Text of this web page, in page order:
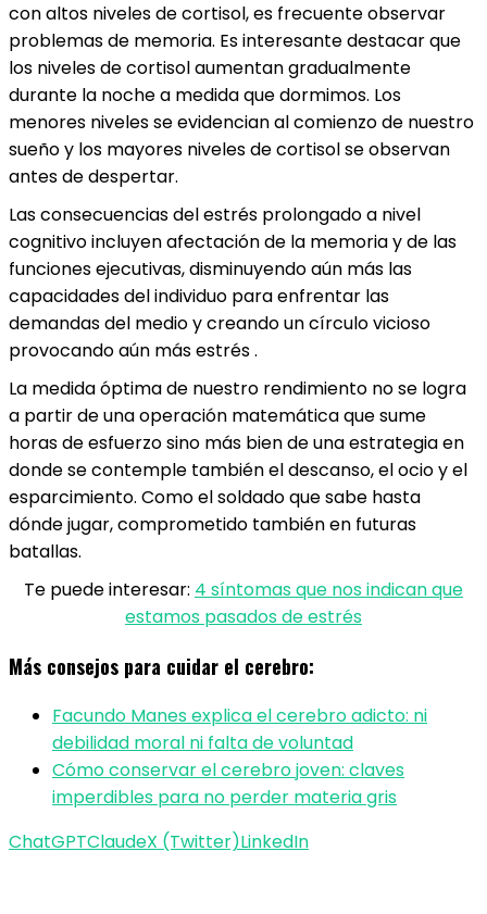
con altos niveles de cortisol, es frecuente observar
problemas de memoria. Es interesante destacar que
los niveles de cortisol aumentan gradualmente
durante la noche a medida que dormimos. Los
menores niveles se evidencian al comienzo de nuestro
sueño y los mayores niveles de cortisol se observan
antes de despertar.
Las consecuencias del estrés prolongado a nivel
cognitivo incluyen afectación de la memoria y de las
funciones ejecutivas, disminuyendo aún más las
capacidades del individuo para enfrentar las
demandas del medio y creando un círculo vicioso
provocando aún más estrés .
La medida óptima de nuestro rendimiento no se logra
a partir de una operación matemática que sume
horas de esfuerzo sino más bien de una estrategia en
donde se contemple también el descanso, el ocio y el
esparcimiento. Como el soldado que sabe hasta
dónde jugar, comprometido también en futuras
batallas.
Te puede interesar: 4 síntomas que nos indican que
estamos pasados de estrés
Más consejos para cuidar el cerebro:
Facundo Manes explica el cerebro adicto: ni
debilidad moral ni falta de voluntad
Cómo conservar el cerebro joven: claves
imperdibles para no perder materia gris
ChatGPTClaudeX (Twitter)LinkedIn